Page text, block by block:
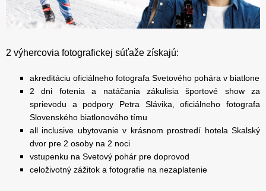
2 výhercovia fotografickej súťaže získajú:
akreditáciu oficiálneho fotografa Svetového pohára v biatlone
2 dni fotenia a natáčania zákulisia športové show za
sprievodu a podpory Petra Slávika, oficiálneho fotografa
Slovenského biatlonového tímu
all inclusive ubytovanie v krásnom prostredí hotela Skalský
dvor pre 2 osoby na 2 noci
vstupenku na Svetový pohár pre doprovod
celoživotný zážitok a fotografie na nezaplatenie